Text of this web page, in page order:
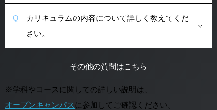
カリキュラムの内容について詳しく教えてくだ
さい。
その他の質問はこちら
※学科やコースに関しての詳しい説明は、
オープンキャンパス に参加してご確認ください。